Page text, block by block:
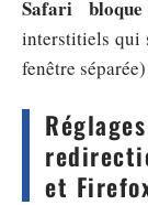
Safari
interstitiels qui
fenêtre
et